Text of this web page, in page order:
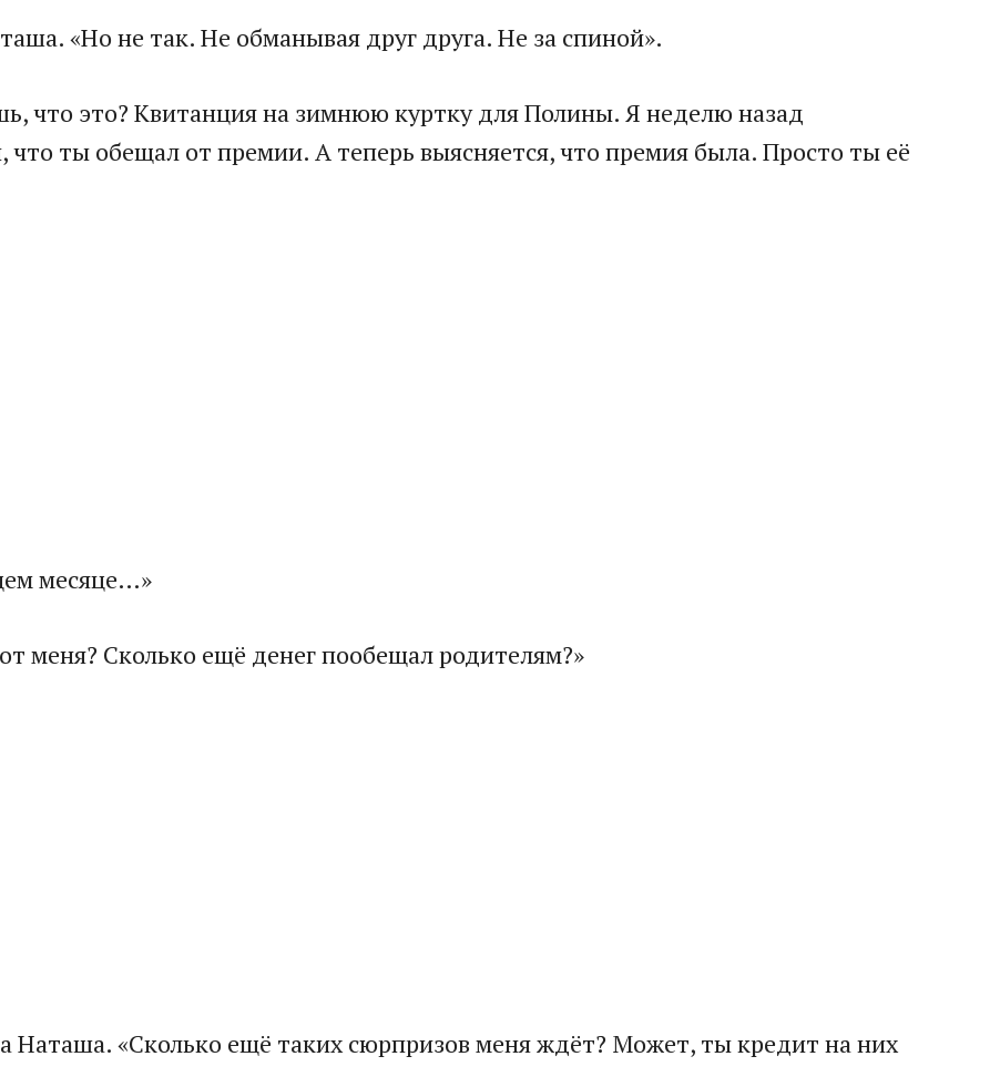
«Но не так. Не обманывая друг друга. Не за спиной».
что это? Квитанция на зимнюю куртку для Полины. Я неделю назад
что ты обещал от премии. А теперь выясняется, что премия была. Просто ты её
месяце…»
меня? Сколько ещё денег пообещал родителям?»
Наташа. «Сколько ещё таких сюрпризов меня ждёт? Может, ты кредит на них